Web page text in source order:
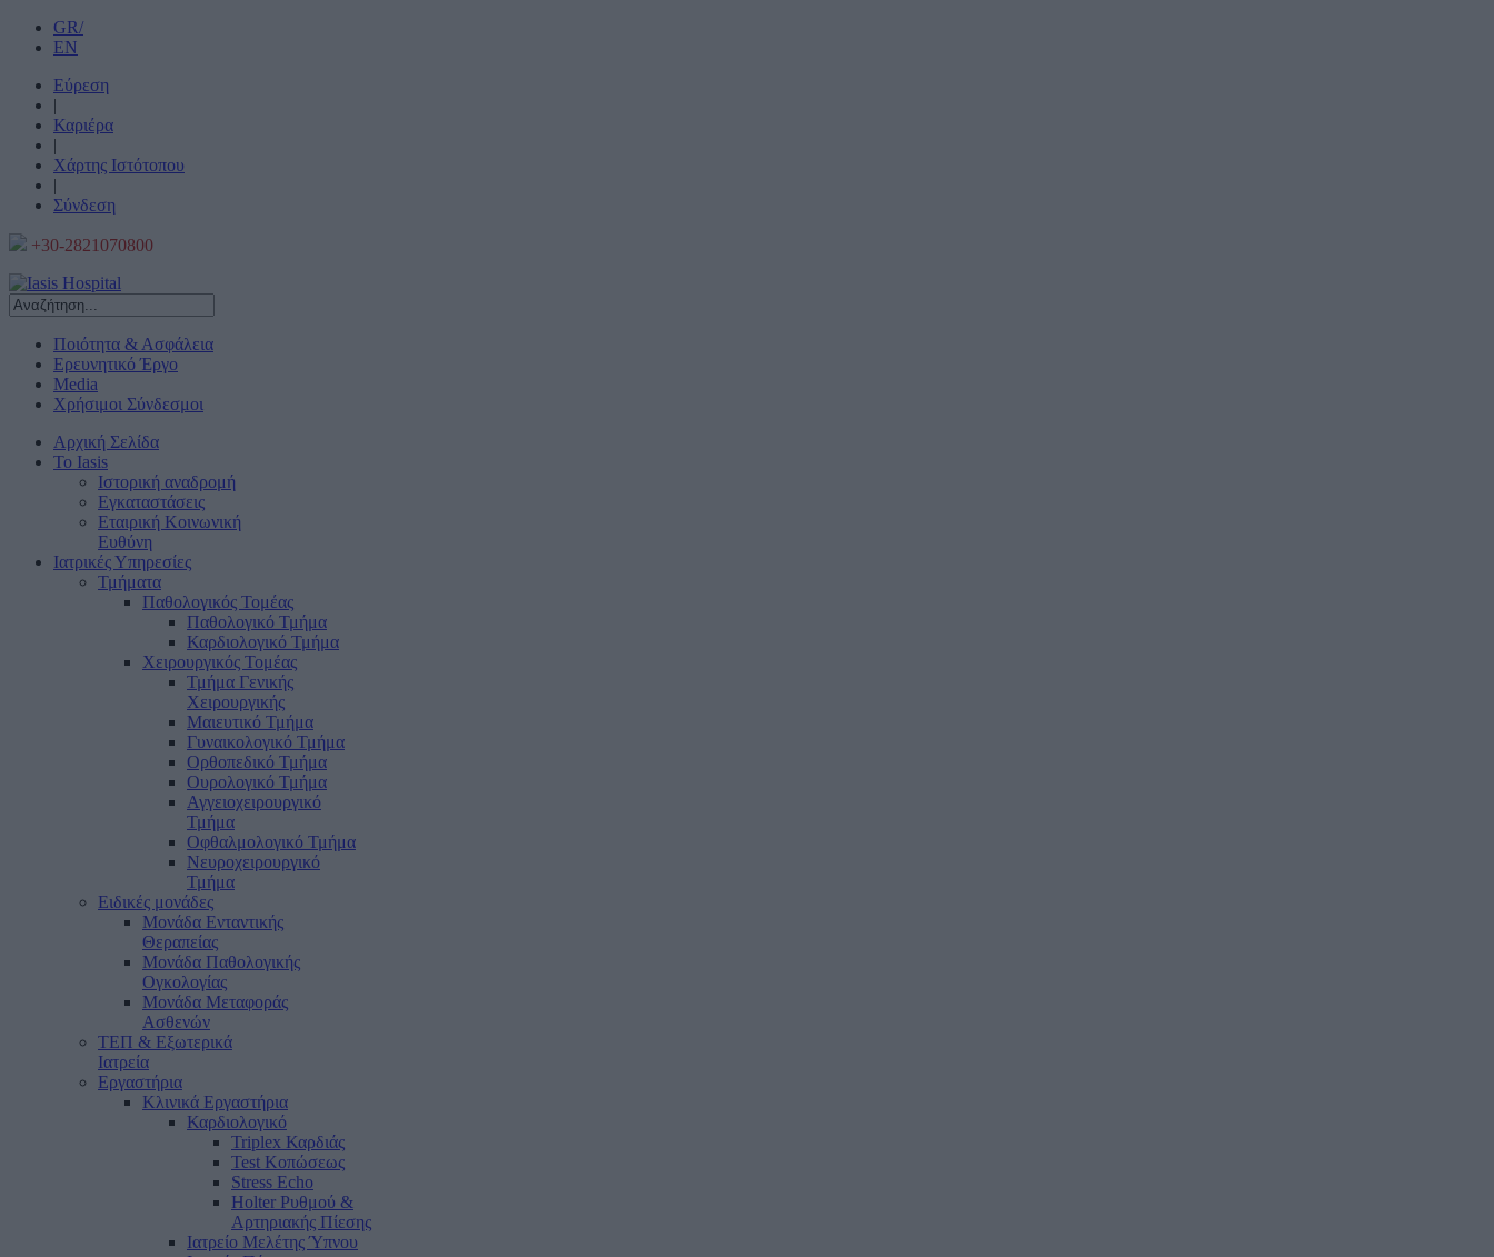
GR/
EN
Εύρεση
|
Καριέρα
|
Χάρτης Ιστότοπου
|
Σύνδεση
+30-2821070800
Ποιότητα & Ασφάλεια
Ερευνητικό Έργο
Media
Χρήσιμοι Σύνδεσμοι
Αρχική Σελίδα
Το Iasis
Ιστορική αναδρομή
Εγκαταστάσεις
Εταιρική Κοινωνική
Ευθύνη
Ιατρικές Υπηρεσίες
Τμήματα
Παθολογικός Τομέας
Παθολογικό Τμήμα
Καρδιολογικό Τμήμα
Χειρουργικός Τομέας
Τμήμα Γενικής
Χειρουργικής
Μαιευτικό Τμήμα
Γυναικολογικό Τμήμα
Ορθοπεδικό Τμήμα
Ουρολογικό Τμήμα
Αγγειοχειρουργικό
Τμήμα
Οφθαλμολογικό Τμήμα
Νευροχειρουργικό
Τμήμα
Ειδικές μονάδες
Μονάδα Ενταντικής
Θεραπείας
Μονάδα Παθολογικής
Ογκολογίας
Μονάδα Μεταφοράς
Ασθενών
ΤΕΠ & Εξωτερικά
Ιατρεία
Εργαστήρια
Κλινικά Εργαστήρια
Καρδιολογικό
Triplex Καρδιάς
Test Κοπώσεως
Stress Echo
Holter Ρυθμού &
Αρτηριακής Πίεσης
Ιατρείο Μελέτης Ύπνου